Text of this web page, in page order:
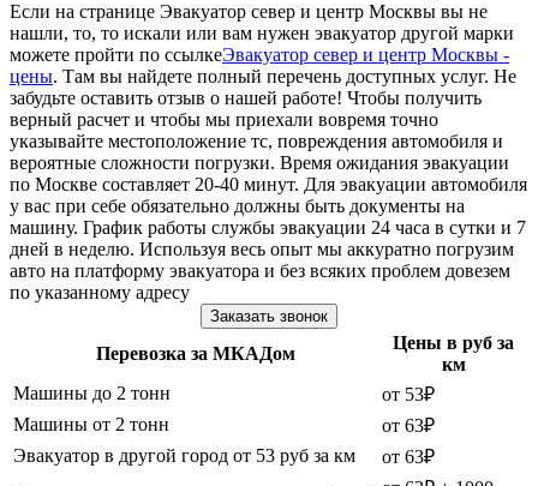
Если на странице Эвакуатор север и центр Москвы вы не
нашли, то, то искали или вам нужен эвакуатор другой марки
можете пройти по ссылкеЭвакуатор север и центр Москвы -
цены. Там вы найдете полный перечень доступных услуг. Не
забудьте оставить отзыв о нашей работе! Чтобы получить
верный расчет и чтобы мы приехали вовремя точно
указывайте местоположение тс, повреждения автомобиля и
вероятные сложности погрузки. Время ожидания эвакуации
по Москве составляет 20-40 минут. Для эвакуации автомобиля
у вас при себе обязательно должны быть документы на
машину. График работы службы эвакуации 24 часа в сутки и 7
дней в неделю. Используя весь опыт мы аккуратно погрузим
авто на платформу эвакуатора и без всяких проблем довезем
по указанному адресу
Заказать звонок
Перевозка за МКАДом
Цены в руб за
км
Машины до 2 тонн
от 53₽
Машины от 2 тонн
от 63₽
Эвакуатор в другой город от 53 руб за км
от 63₽